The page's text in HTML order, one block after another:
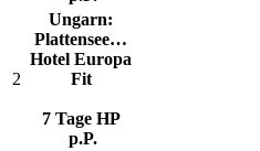
2
Ungarn:
Plattensee…
Hotel Europa
Fit
7 Tage HP
p.P.